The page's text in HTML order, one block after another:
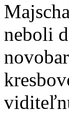
neboli